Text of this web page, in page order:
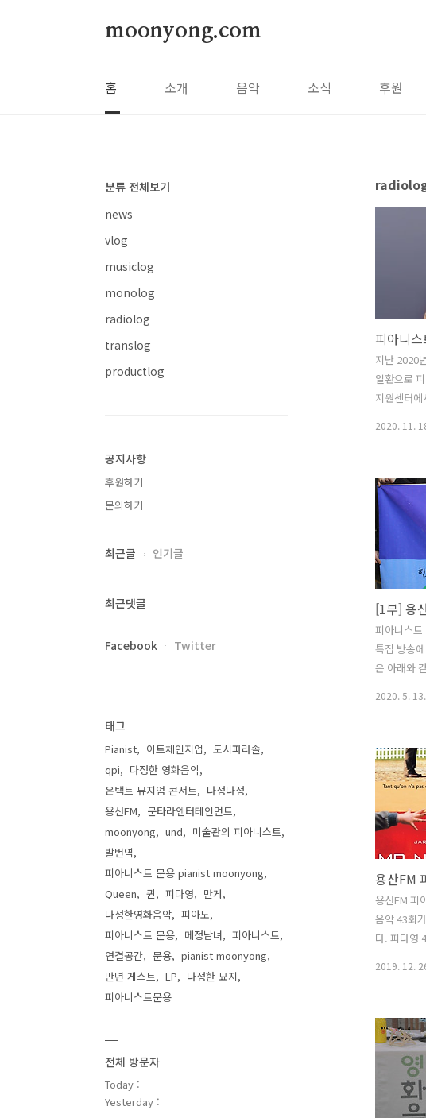
moonyong.com
홈 소개 음악 소식 후원
지난 2020
일환으로
지원센터
47회를 들
아요는 커
피아니스
- 사이드웨
의 다정한
[용산FM]
/ 기술: 노
주임 *영화
2004) - ◇
2020. 11.
피아니스트
특집 방송
은 아래와
/ 기술 : 혜
2020 문화
자들과 함
가는 이야
~ 뚜루루~~
http://
2020. 5. 13.
용산FM 피
음악 43회
다. 피다영
보시기 바
란 힘이 됩
피아니스
- 미스터
2019-12-
2019. 12.
분류 전체보기
news
vlog
musiclog
monolog
radiolog
translog
productlog
공지사항
후원하기
문의하기
최근글 인기글
최근댓글
Facebook Twitter
태그
Pianist 아트체인지업
도시파라솔
qpi
다정한 영화음악
온택트 뮤지엄 콘서트
다정다정
용산FM
문타라엔터테인먼트
moonyong
und
미술관의 피아니스트
발번역
피아니스트 문용 pianist moonyong
Queen
퀸 피다영
만게
다정한영화음악
피아노
피아니스트 문용
메정남녀
피아니스트
연결공간
문용
pianist moonyong
만년 게스트
LP
다정한 묘지
피아니스트문용
전체 방문자
Today :
Yesterday :